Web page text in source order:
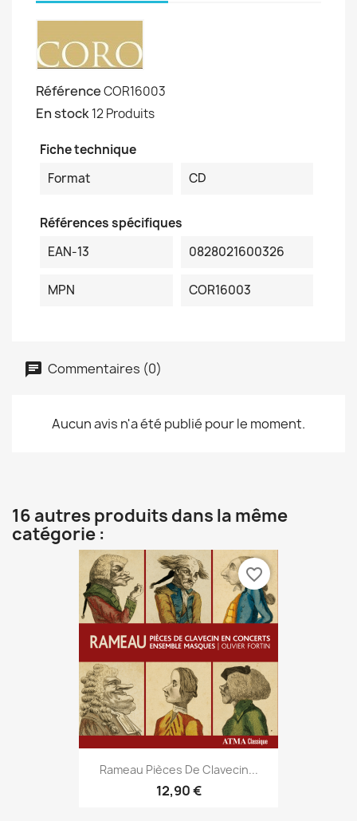
RéférenceCOR16003
En stock12 Produits
Fiche technique
Format
CD
Références spécifiques
EAN-13
0828021600326
MPN COR16003
Commentaires (0)
Aucun avis n'a été publié pour le moment.
16 autres produits dans la même
catégorie :
Rameau Pièces De Clavecin...
12,90 €
favorite_border